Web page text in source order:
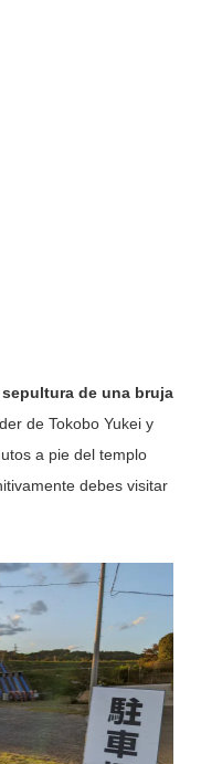
de una bruja
de Tokobo Yukeiy
a pie del templo
debes visitar